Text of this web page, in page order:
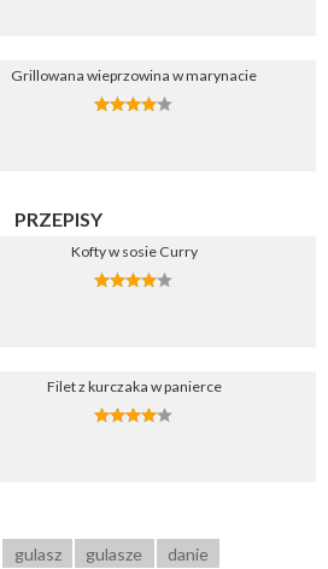
Grillowana wieprzowina w marynacie
PRZEPISY
Kofty w sosie Curry
Filet z kurczaka w panierce
gulasz gulasze danie